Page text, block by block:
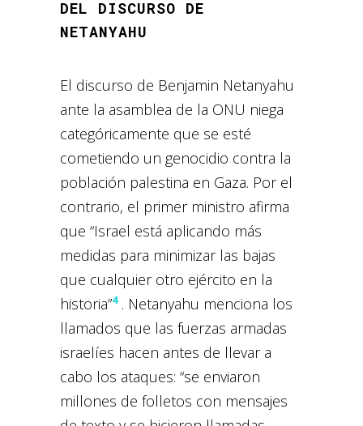
DEL DISCURSO DE
NETANYAHU
El discurso de Benjamin Netanyahu
ante la asamblea de la ONU niega
categóricamente que se esté
cometiendo un genocidio contra la
población palestina en Gaza. Por el
contrario, el primer ministro afirma
que “Israel está aplicando más
medidas para minimizar las bajas
que cualquier otro ejército en la
historia”4. Netanyahu menciona los
llamados que las fuerzas armadas
israelíes hacen antes de llevar a
cabo los ataques: “se enviaron
millones de folletos con mensajes